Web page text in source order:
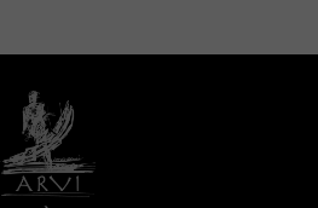
großen Weinkellereien
in den
ein eher
Auftreten gepflegt,
durch den